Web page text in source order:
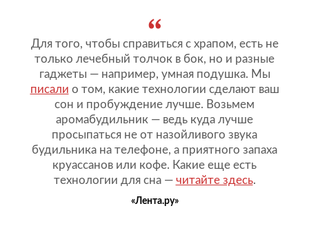
Для того, чтобы справиться с храпом, есть не
только лечебный толчок в бок, но и разные
гаджеты — например, умная подушка. Мы
писали о том, какие технологии сделают ваш
сон и пробуждение лучше. Возьмем
аромабудильник — ведь куда лучше
просыпаться не от назойливого звука
будильника на телефоне, а приятного запаха
круассанов или кофе. Какие еще есть
технологии для сна — читайте здесь.
«Лента.ру»